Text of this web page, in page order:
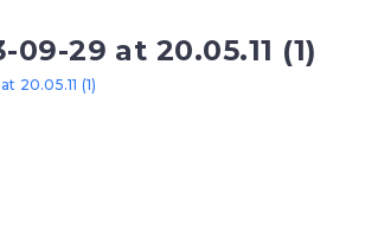
29 at 20.05.11 (1)
20.05.11 (1)